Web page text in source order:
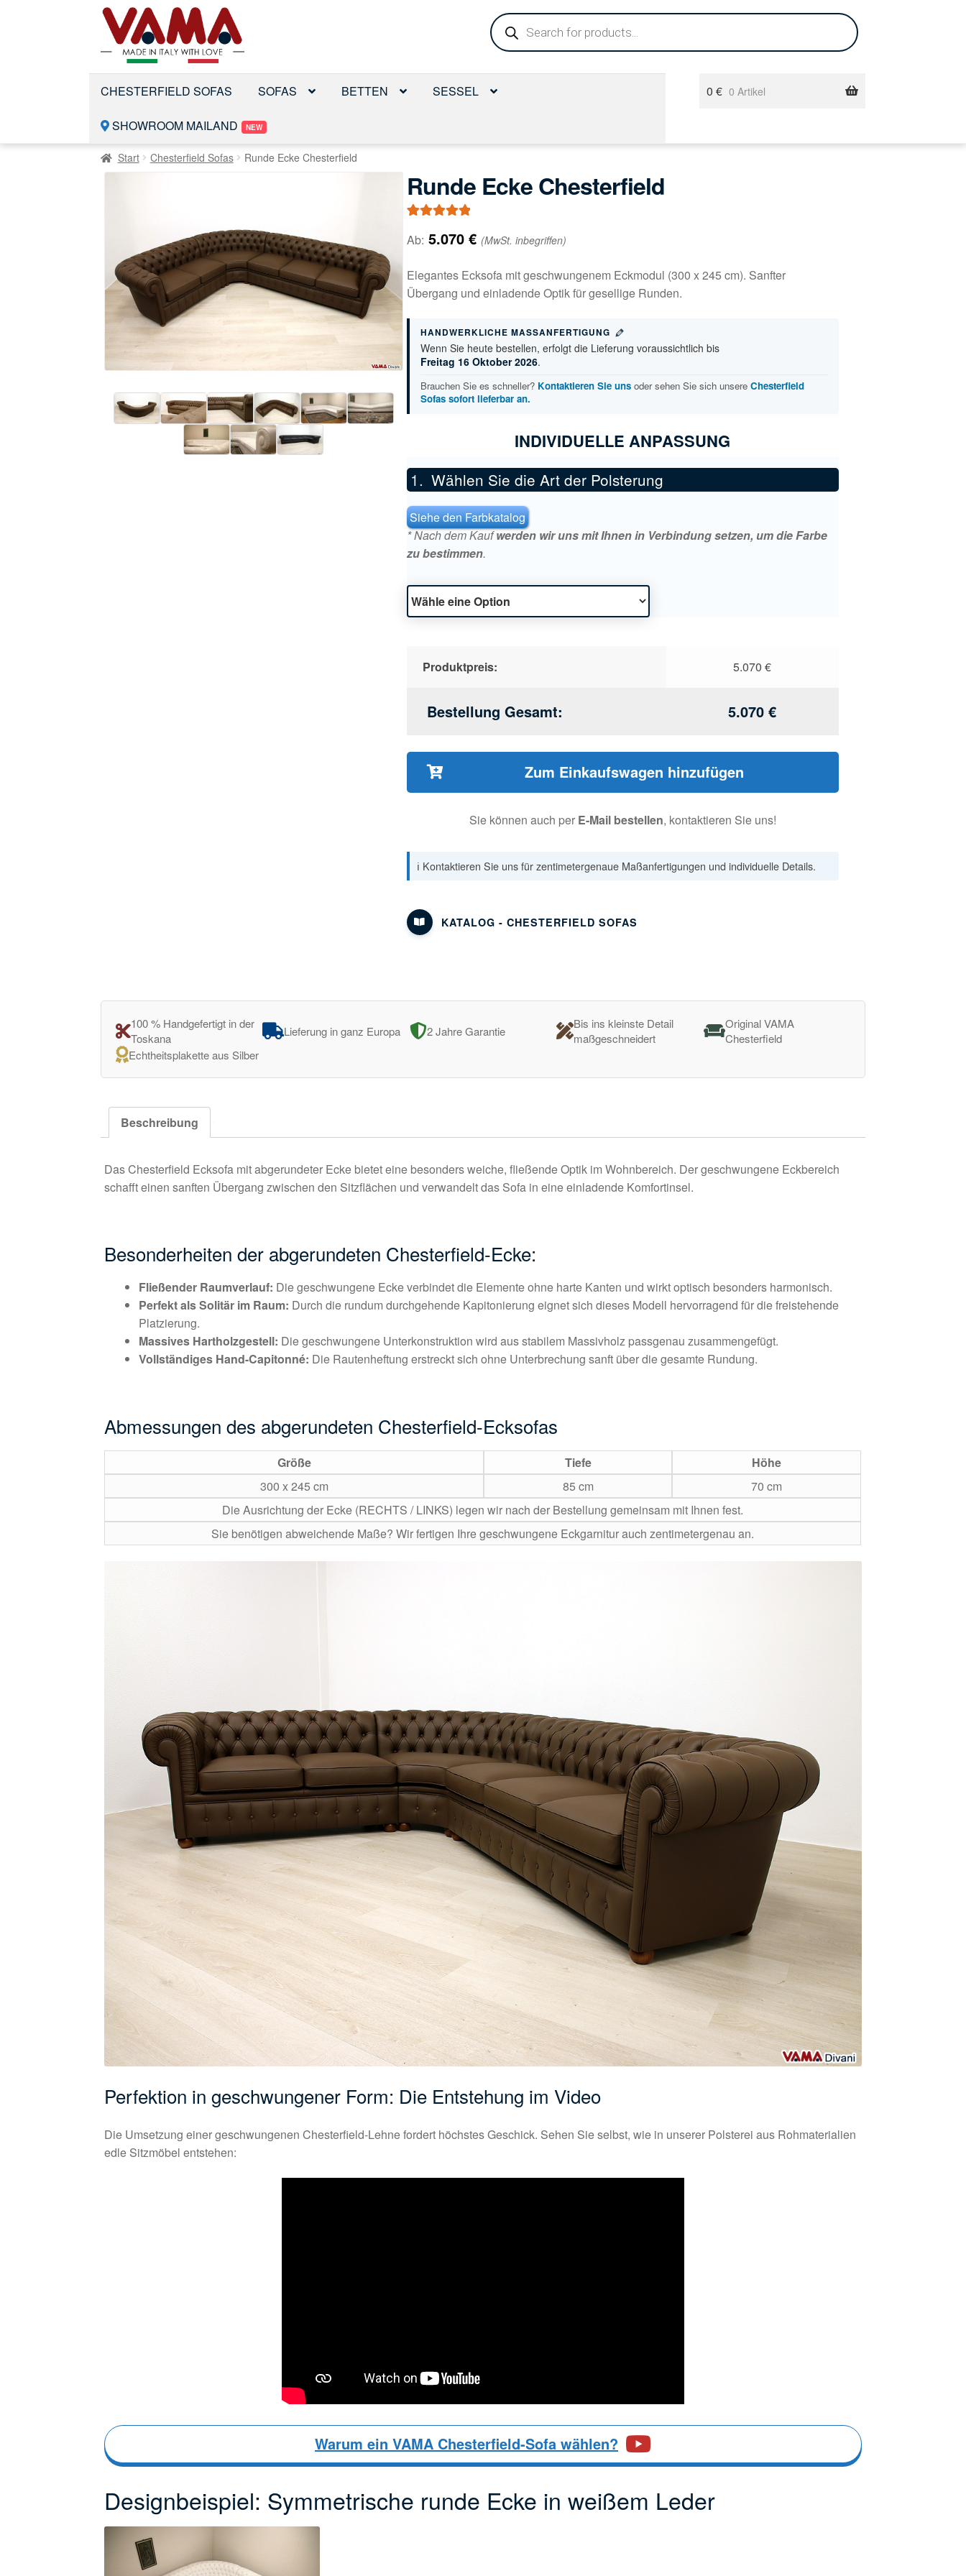
Zur
Navigation
springen
Zum
Inhalt
springen
Products
search
CHESTERFIELD SOFAS SOFAS BETTEN SESSEL
SHOWROOM MAILAND NEW
0 € 0 Artikel
Start Chesterfield Sofas Runde Ecke Chesterfield
Runde Ecke Chesterfield
5.00 von 5,
Kundenbewe
rtung
Ab: 5.070 € (MwSt. inbegriffen)
Elegantes Ecksofa mit geschwungenem Eckmodul (300 x 245 cm). Sanfter
Übergang und einladende Optik für gesellige Runden.
HANDWERKLICHE MASSANFERTIGUNG
Wenn Sie heute bestellen, erfolgt die Lieferung voraussichtlich bis
Freitag 16 Oktober 2026.
Brauchen Sie es schneller? Kontaktieren Sie unsoder sehen Sie sich unsere Chesterfield
Sofas sofort lieferbar an.
INDIVIDUELLE ANPASSUNG
Wählen Sie die Art der Polsterung
Siehe den Farbkatalog
* Nach dem Kaufwerden wir uns mit Ihnen in Verbindung setzen, um die Farbe
zu bestimmen.
Produktpreis: 5.070€
Bestellung Gesamt: 5.070€
Zum Einkaufswagen hinzufügen
Sie können auch per E-Mail bestellen, kontaktieren Sie uns!
ℹ️ Kontaktieren Sie uns für zentimetergenaue Maßanfertigungen und individuelle Details.
KATALOG - CHESTERFIELD SOFAS
100 % Handgefertigt in der
Toskana
Lieferung in ganz Europa 2 Jahre Garantie
Bis ins kleinste Detail
maßgeschneidert
Original VAMA
Chesterfield
Echtheitsplakette aus Silber
Beschreibung
Das Chesterfield Ecksofa mit abgerundeter Ecke bietet eine besonders weiche, fließende Optik im Wohnbereich. Der geschwungene Eckbereich
schafft einen sanften Übergang zwischen den Sitzflächen und verwandelt das Sofa in eine einladende Komfortinsel.
Besonderheiten der abgerundeten Chesterfield-Ecke:
Fließender Raumverlauf: Die geschwungene Ecke verbindet die Elemente ohne harte Kanten und wirkt optisch besonders harmonisch.
Perfekt als Solitär im Raum: Durch die rundum durchgehende Kapitonierung eignet sich dieses Modell hervorragend für die freistehende
Platzierung.
Massives Hartholzgestell: Die geschwungene Unterkonstruktion wird aus stabilem Massivholz passgenau zusammengefügt.
Vollständiges Hand-Capitonné: Die Rautenheftung erstreckt sich ohne Unterbrechung sanft über die gesamte Rundung.
Abmessungen des abgerundeten Chesterfield-Ecksofas
Größe Tiefe
Höhe
300 x 245 cm
85 cm
70 cm
Die Ausrichtung der Ecke (RECHTS / LINKS) legen wir nach der Bestellung gemeinsam mit Ihnen fest.
Sie benötigen abweichende Maße? Wir fertigen Ihre geschwungene Eckgarnitur auch zentimetergenau an.
Perfektion in geschwungener Form: Die Entstehung im Video
Die Umsetzung einer geschwungenen Chesterfield-Lehne fordert höchstes Geschick. Sehen Sie selbst, wie in unserer Polsterei aus Rohmaterialien
edle Sitzmöbel entstehen:
Warum ein VAMA Chesterfield-Sofa wählen?
Designbeispiel: Symmetrische runde Ecke in weißem Leder